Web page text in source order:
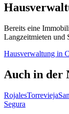
Bereits eine
Langzeitmieten und
Hausverwaltung in
Auch in der
RojalesTorrevieja
Segura